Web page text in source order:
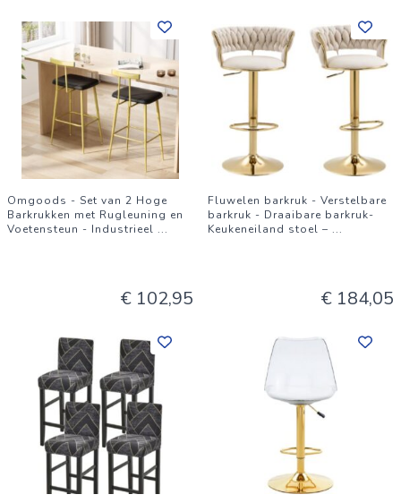
Omgoods - Set van 2 Hoge
Barkrukken met Rugleuning en
Voetensteun - Industrieel ...
€ 102,95
Fluwelen barkruk - Verstelbare
barkruk - Draaibare barkruk-
Keukeneiland stoel – ...
€ 184,05